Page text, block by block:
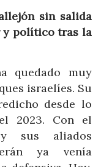
sin salida
y político tras la
quedado muy
israelíes. Su
desde lo
2023. Con el
sus aliados
ya venía